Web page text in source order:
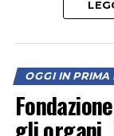
e sulla
finiti la
trasporto
per avere
OGGI IN PRIMA